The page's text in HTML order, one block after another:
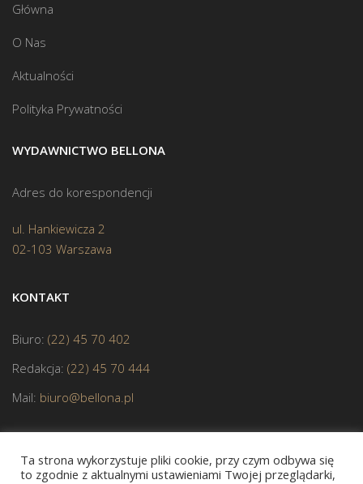
Główna
O Nas
Aktualności
Polityka Prywatności
WYDAWNICTWO BELLONA
Adres do korespondencji
ul. Hankiewicza 2
02-103 Warszawa
KONTAKT
Biuro: (22) 45 70 402
Redakcja: (22) 45 70 444
Mail: biuro@bellona.pl
Ta strona wykorzystuje pliki cookie, przy czym odbywa się
to zgodnie z aktualnymi ustawieniami Twojej przeglądarki,